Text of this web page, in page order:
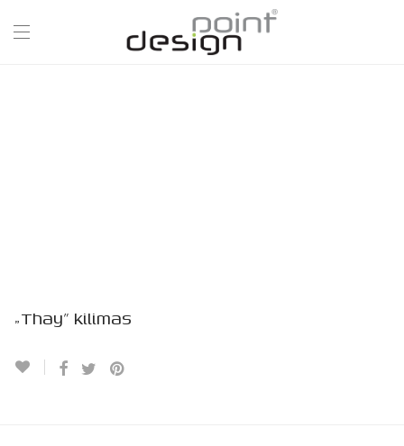
„Thay” kilimas